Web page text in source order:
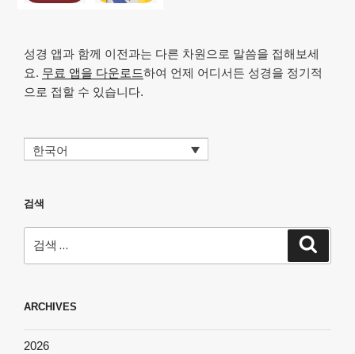
성경 앱과 함께 이전과는 다른 차원으로 말씀을 접해보세
요. 무료 앱을 다운로드하여 언제 어디서든 성경을 정기적
으로 접할 수 있습니다.
한국어
검색
색:
ARCHIVES
2026